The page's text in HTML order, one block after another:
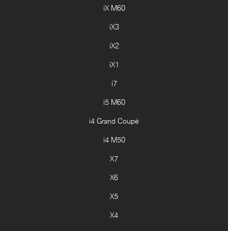
iX M60
iX3
iX2
iX1
i7
i5 M60
i4 Grand Coupé
i4 M50
X7
X6
X5
X4